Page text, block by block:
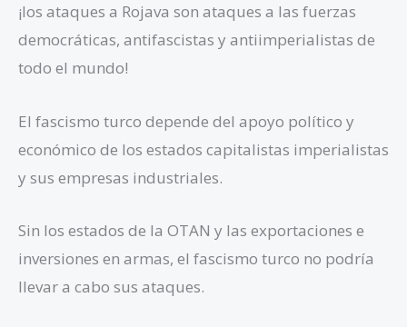
¡los ataques a Rojava son ataques a las fuerzas
democráticas, antifascistas y antiimperialistas de
todo el mundo!
El fascismo turco depende del apoyo político y
económico de los estados capitalistas imperialistas
y sus empresas industriales.
Sin los estados de la OTAN y las exportaciones e
inversiones en armas, el fascismo turco no podría
llevar a cabo sus ataques.